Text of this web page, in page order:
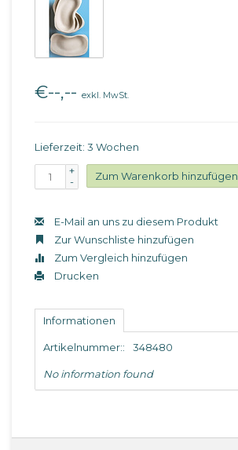
€--,-- exkl. MwSt.
Lieferzeit: 3 Wochen
+
-
Zum Warenkorb hinzufügen
E-Mail an uns zu diesem Produkt
Zur Wunschliste hinzufügen
Zum Vergleich hinzufügen
Drucken
Informationen
Artikelnummer:: 348480
No information found